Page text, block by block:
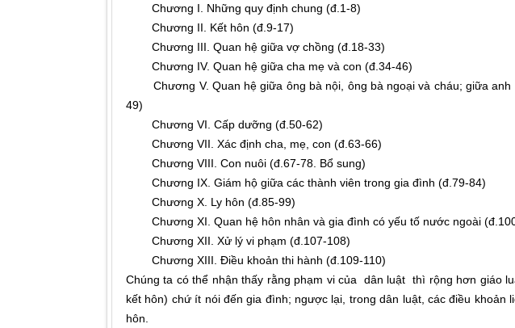
Chương I. Những quy định chung (đ.1-8)
Chương II. Kết hôn (đ.9-17)
Chương III. Quan hệ giữa vợ chồng (đ.18-33)
Chương IV. Quan hệ giữa cha mẹ và con (đ.34-46)
Chương V. Quan hệ giữa ông bà nội, ông bà ngoại và cháu; giữa anh
49)
Chương VI. Cấp dưỡng (đ.50-62)
Chương VII. Xác định cha, mẹ, con (đ.63-66)
Chương VIII. Con nuôi (đ.67-78. Bổ sung)
Chương IX. Giám hộ giữa các thành viên trong gia đình (đ.79-84)
Chương X. Ly hôn (đ.85-99)
Chương XI. Quan hệ hôn nhân và gia đình có yếu tố nước ngoài
Chương XII. Xử lý vi phạm (đ.107-108)
Chương XIII. Điều khoản thi hành (đ.109-110)
Chúng ta có thể nhận thấy rằng phạm vi của dân luật thì rộng hơn giáo
kết hôn) chứ ít nói đến gia đình; ngược lại, trong dân luật, các điều khoản
hôn.